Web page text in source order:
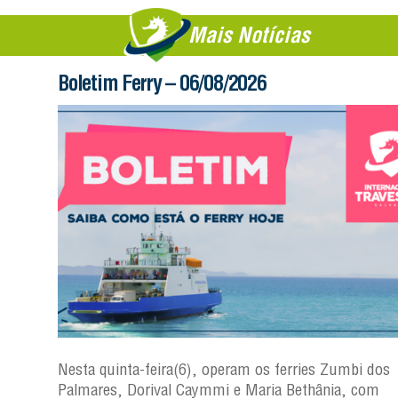
Mais Notícias
Boletim Ferry – 06/08/2026
Nesta quinta-feira(6), operam os ferries Zumbi dos
Palmares, Dorival Caymmi e Maria Bethânia, com